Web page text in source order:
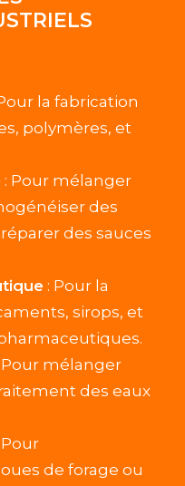
la fabrication
polymères, et
: Pour mélanger
des
des sauces
: Pour la
sirops, et
Pour mélanger
des eaux
de forage ou